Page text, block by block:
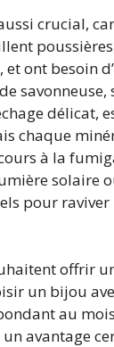
crucial,
ont besoin
savonneuse,
délicat,
chaque
à la
solaire
pour
offrir
un bijou
au
avantage